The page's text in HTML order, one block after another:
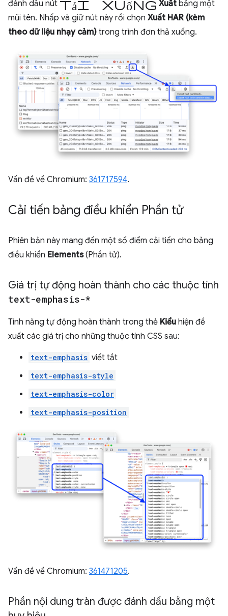
đánh dấu nút tải xuống Xuất bằng một
mũi tên. Nhấp và giữ nút này rồi chọn Xuất HAR (kèm
theo dữ liệu nhạy cảm) trong trình đơn thả xuống.
Vấn đề về Chromium: 361717594.
Cải tiến bảng điều khiển Phần tử
Phiên bản này mang đến một số điểm cải tiến cho bảng
điều khiển Elements(Phần tử).
Giá trị tự động hoàn thành cho các thuộc tính
text-emphasis-*
Tính năng tự động hoàn thành trong thẻ Kiểu hiện đề
xuất các giá trị cho những thuộc tính CSS sau:
text-emphasis viết tắt
text-emphasis-style
text-emphasis-color
text-emphasis-position
Vấn đề về Chromium: 361471205.
Phần nội dung tràn được đánh dấu bằng một